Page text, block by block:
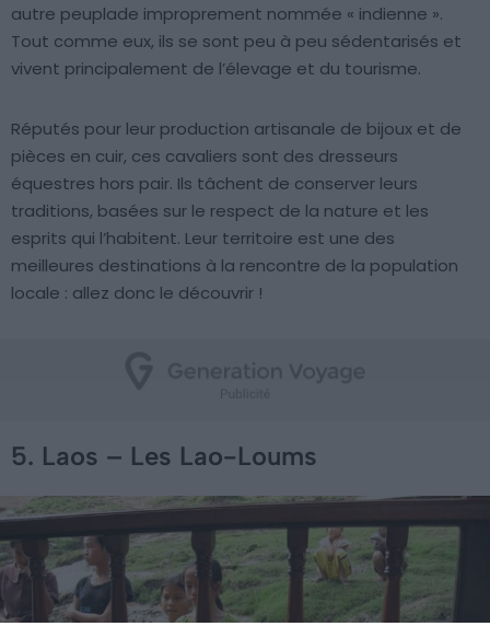
autre peuplade improprement nommée « indienne ».
Tout comme eux, ils se sont peu à peu sédentarisés et
vivent principalement de l’élevage et du tourisme.
Réputés pour leur production artisanale de bijoux et de
pièces en cuir, ces cavaliers sont des dresseurs
équestres hors pair. Ils tâchent de conserver leurs
traditions, basées sur le respect de la nature et les
esprits qui l’habitent. Leur territoire est une des
meilleures destinations à la rencontre de la population
locale : allez donc le découvrir !
5. Laos – Les Lao-Loums